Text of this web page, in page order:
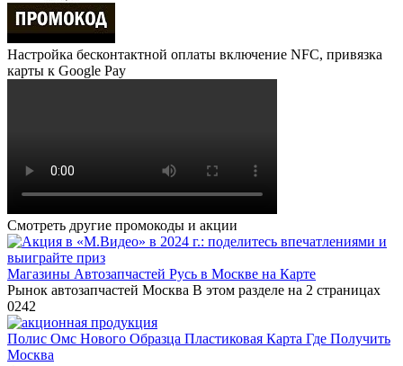
Настройка бесконтактной оплаты включение NFC, привязка
карты к Google Pay
Смотреть другие промокоды и акции
Магазины Автозапчастей Русь в Москве на Карте
Рынок автозапчастей Москва В этом разделе на 2 страницах
0242
Полис Омс Нового Образца Пластиковая Карта Где Получить
Москва